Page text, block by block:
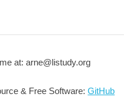
at: arne@listudy.org
& Free Software:GitHub